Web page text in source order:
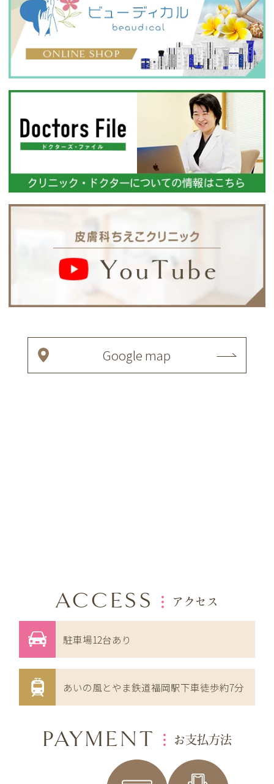
Google map
ACCESS アクセス
駐車場12台あり
あいの風とやま鉄道福岡駅下車徒歩約7分
PAYMENT お支払方法